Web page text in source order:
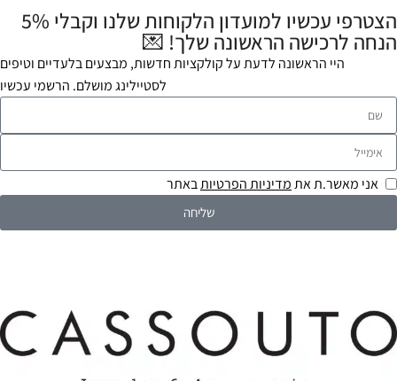
הצטרפי עכשיו למועדון הלקוחות שלנו וקבלי 5%
הנחה לרכישה הראשונה שלך! 💌
היי הראשונה לדעת על קולקציות חדשות, מבצעים בלעדיים וטיפים
לסטיילינג מושלם. הרשמי עכשיו
אני מאשר.ת אתמדיניות הפרטיותבאתר
שליחה